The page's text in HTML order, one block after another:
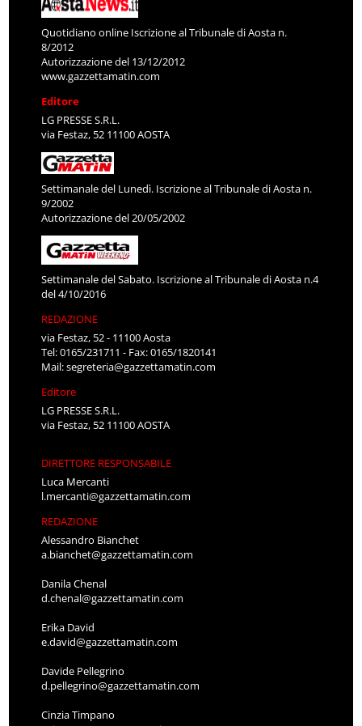
Quotidiano online Iscrizione al Tribunale di Aosta n.
8/2012
Autorizzazione del 13/12/2012
www.gazzettamatin.com
Editore
LG PRESSE S.R.L.
via Festaz, 52 11100 AOSTA
Settimanale del Lunedì. Iscrizione al Tribunale di Aosta n.
9/2002
Autorizzazione del 20/05/2002
Settimanale del Sabato. Iscrizione al Tribunale di Aosta n.4
del 4/10/2016
REDAZIONE
via Festaz, 52 - 11100 Aosta
Tel: 0165/231711 - Fax: 0165/1820141
Mail:segreteria@gazzettamatin.com
Editore
LG PRESSE S.R.L.
via Festaz, 52 11100 AOSTA
DIRETTORE RESPONSABILE
Luca Mercanti
l.mercanti@gazzettamatin.com
REDAZIONE
Alessandro Bianchet
a.bianchet@gazzettamatin.com
Danila Chenal
d.chenal@gazzettamatin.com
Erika David
e.david@gazzettamatin.com
Davide Pellegrino
d.pellegrino@gazzettamatin.com
Cinzia Timpano